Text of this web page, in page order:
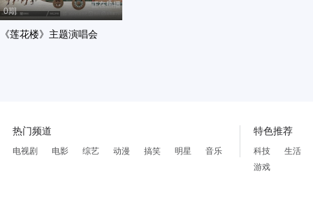
0期
《莲花楼》主题演唱会
热门频道
电视剧 电影 综艺 动漫 搞笑 明星 音乐
特色推荐
科技
生活
游戏